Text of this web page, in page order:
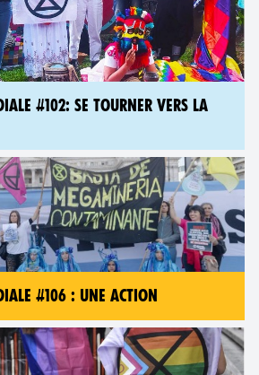
#102: SE TOURNER VERS LA
#106 : UNE ACTION